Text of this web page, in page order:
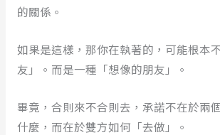
的關係。
如果是這樣，那你在執著的，可能根本
友」。而是一種「想像的朋友」。
畢竟，合則來不合則去，承諾不在於兩
什麼，而在於雙方如何「去做」。